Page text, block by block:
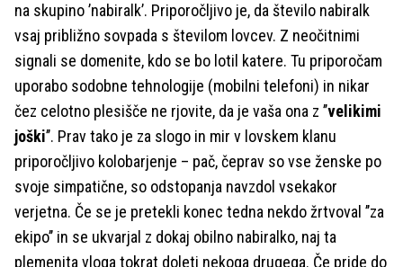
na skupino ’nabiralk’. Priporočljivo je, da število nabiralk
vsaj približno sovpada s številom lovcev. Z neočitnimi
signali se domenite, kdo se bo lotil katere. Tu priporočam
uporabo sodobne tehnologije (mobilni telefoni) in nikar
čez celotno plesišče ne rjovite, da je vaša ona z ’’velikimi
joški’’. Prav tako je za slogo in mir v lovskem klanu
priporočljivo kolobarjenje – pač, čeprav so vse ženske po
svoje simpatične, so odstopanja navzdol vsekakor
verjetna. Če se je pretekli konec tedna nekdo žrtvoval ’’za
ekipo’’ in se ukvarjal z dokaj obilno nabiralko, naj ta
plemenita vloga tokrat doleti nekoga drugega. Če pride do